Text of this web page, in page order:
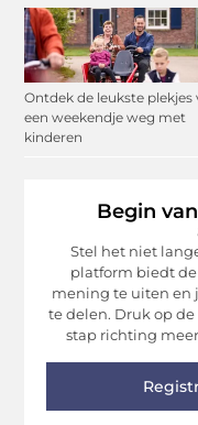
Ontdek de leukste plekjes
een weekendje weg met
kinderen
Begin
Stel het niet
platform biedt
mening te uiten en
te delen. Druk op de
stap richting